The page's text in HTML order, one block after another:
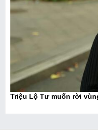
Triệu Lộ Tư muốn rời